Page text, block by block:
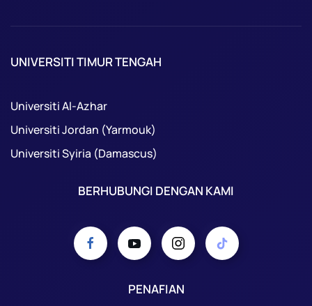
UNIVERSITI TIMUR TENGAH
Universiti Al-Azhar
Universiti Jordan (Yarmouk)
Universiti Syiria (Damascus)
BERHUBUNGI DENGAN KAMI
PENAFIAN